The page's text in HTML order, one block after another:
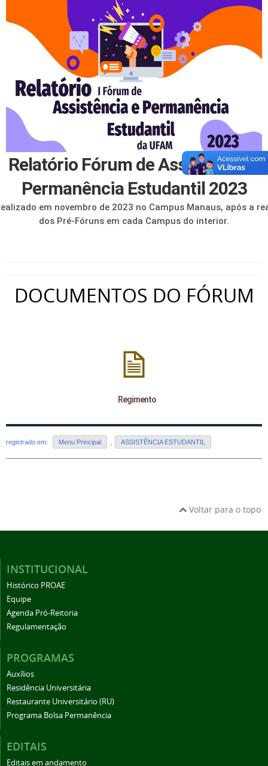
Relatório Fórum de Assistência e
Permanência Estudantil 2023
em novembro de 2023 no Campus Manaus, após a
dos Pré-Fóruns em cada Campus do interior.
DOCUMENTOS DO FÓRUM
Regimento
registrado em: Menu Principal , ASSISTÊNCIA ESTUDANTIL
Voltar para o topo
INSTITUCIONAL
Histórico PROAE
Equipe
Agenda Pró-Reitoria
Regulamentação
PROGRAMAS
Auxílios
Residência Universitária
Restaurante Universitário (RU)
Programa Bolsa Permanência
EDITAIS
Editais em andamento